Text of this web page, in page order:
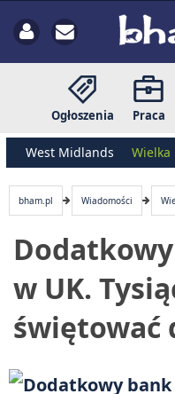
Ogłoszenia Praca
West Midlands Wielka
bham.pl Wiadomości
w UK.
świętować